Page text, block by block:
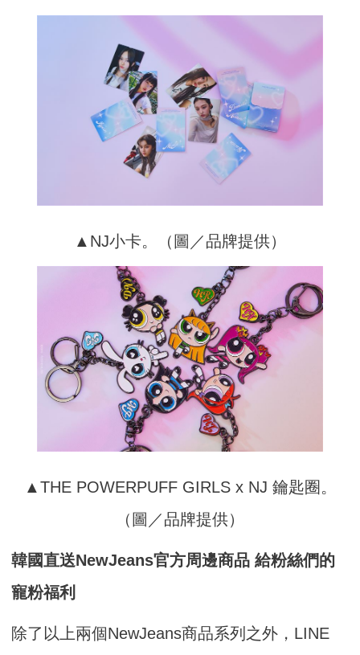
▲NJ小卡。（圖／品牌提供）
▲THE POWERPUFF GIRLS x NJ 鑰匙圈。
（圖／品牌提供）
韓國直送NewJeans官方周邊商品 給粉絲們的
寵粉福利
除了以上兩個NewJeans商品系列之外，LINE